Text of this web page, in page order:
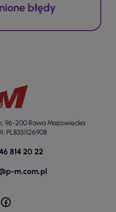
błędy
, 96-200 Rawa Mazowiecka
PL8351126908
814 20 22
m.com.pl